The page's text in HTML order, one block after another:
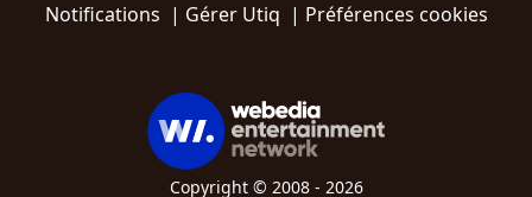
Notifications | Gérer Utiq | Préférences cookies
Copyright © 2008 - 2026